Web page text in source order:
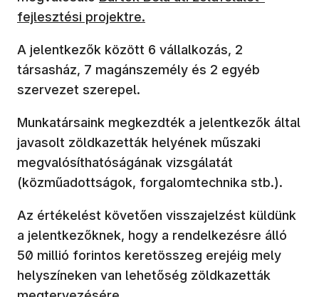
fejlesztési projektre.
A jelentkezők között 6 vállalkozás, 2
társasház, 7 magánszemély és 2 egyéb
szervezet szerepel.
Munkatársaink megkezdték a jelentkezők által
javasolt zöldkazetták helyének műszaki
megvalósíthatóságának vizsgálatát
(közműadottságok, forgalomtechnika stb.).
Az értékelést követően visszajelzést küldünk
a jelentkezőknek, hogy a rendelkezésre álló
50 millió forintos keretösszeg erejéig mely
helyszíneken van lehetőség zöldkazetták